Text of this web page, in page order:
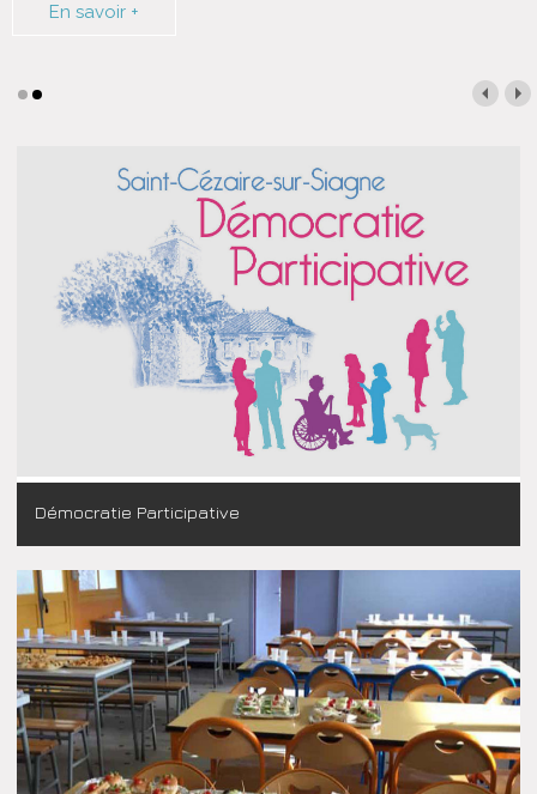
En savoir +
Démocratie Participative